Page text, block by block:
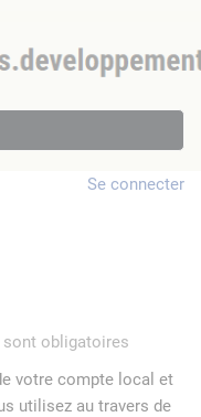
Se connecter
sont obligatoires
votre compte local et
utilisez au travers de